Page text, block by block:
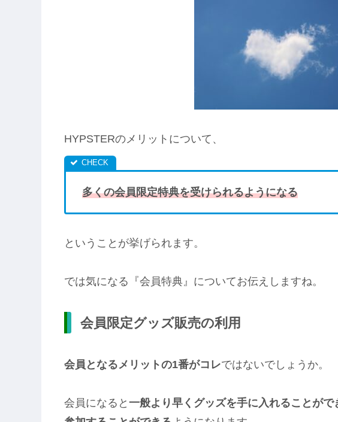
HYPSTERのメリットについて、
多くの会員限定特典を受けられるようになる
ということが挙げられます。
では気になる『会員特典』についてお伝えしますね。
会員限定グッズ販売の利用
会員となるメリットの1番がコレではないでしょうか。
会員になると 一般より早くグッズを手に入れることがで